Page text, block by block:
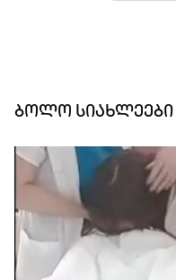
ბოლო სიახლეები